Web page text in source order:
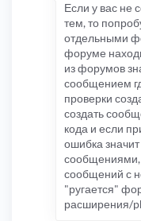
Если у вас не
тем, то
отдельными
форуме
из форумов
сообщением
проверки
создать
кода и если
ошибка
сообщениями,
сообщений с
"ругается"
расширения/